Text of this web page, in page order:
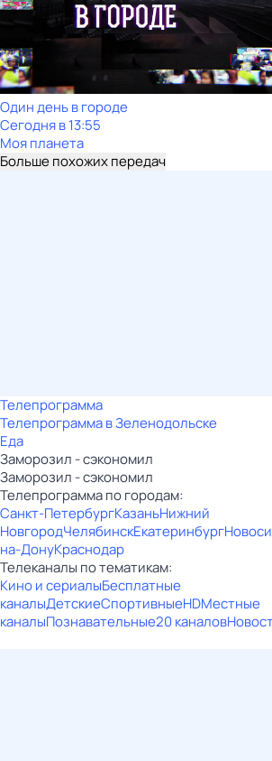
Один день в городе
Сегодня в 13:55
Моя планета
Больше похожих передач
Телепрограмма
Телепрограмма в Зеленодольске
Еда
Заморозил - сэкономил
Заморозил - сэкономил
Телепрограмма по городам:
Санкт-ПетербургКазаньНижний
НовгородЧелябинскЕкатеринбург
на-ДонуКраснодар
Телеканалы по тематикам:
Кино и сериалыБесплатные
каналыДетскиеСпортивныеHDМестные
каналыПознавательные20 каналов